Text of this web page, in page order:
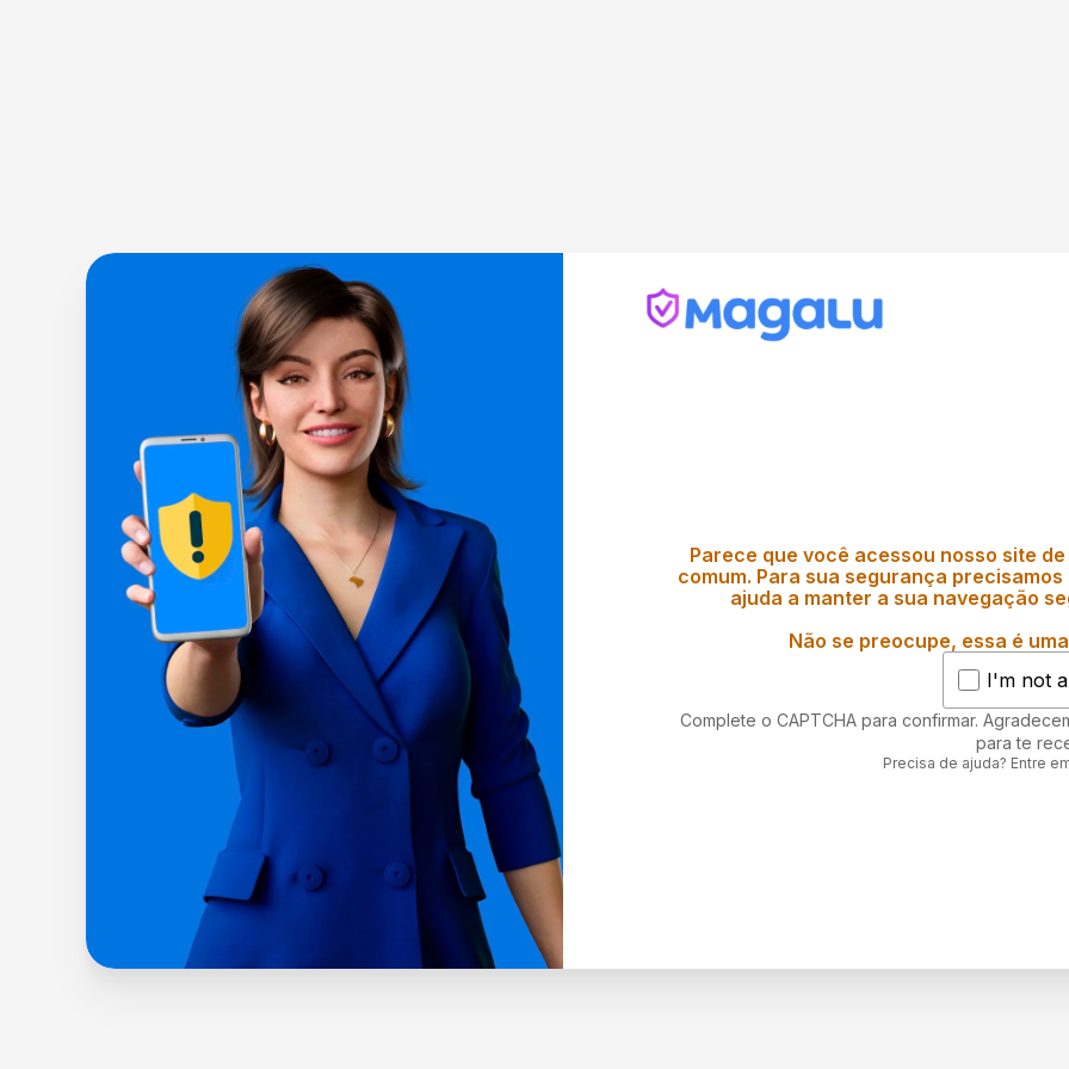
Parece que você acessou nosso site
comum. Para sua segurança
ajuda a manter a sua navegação
Não se preocupe, essa é
I'm not
Complete o CAPTCHA para confirmar.
para te
Precisa de ajuda? Entre